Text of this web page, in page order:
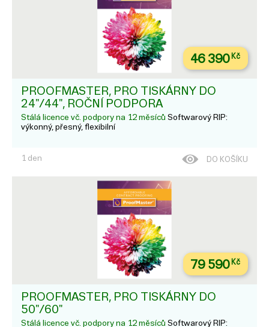
46 390Kč
PROOFMASTER, PRO TISKÁRNY DO
24"/44", ROČNÍ PODPORA
Stálá licence vč. podpory na 12 měsíců Softwarový RIP:
výkonný, přesný, flexibilní
1 den DO KOŠÍKU
79 590Kč
PROOFMASTER, PRO TISKÁRNY DO
50"/60"
Stálá licence vč. podpory na 12 měsíců Softwarový RIP: